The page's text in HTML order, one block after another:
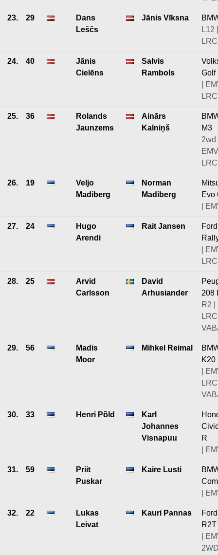
23. 29
Dans
Leščs
Jānis Vīksna
L12
24. 40
Jānis
Cielēns
Salvis
Rambols
Golf
|
25. 36
Rolands
Jaunzems
Ainārs
Kalniņš
M3
2wd
26. 19
Veljo
Madiberg
Norman
Madiberg
Evo
|
27. 24
Hugo
Arendi
Rait Jansen
|
28. 25
Arvid
Carlsson
David
Arhusiander
208
R2 |
29. 56
Madis
Moor
Mihkel Reimal
K20
|
30. 33 Henri Põld
Karl
Johannes
Visnapuu
R
|
31. 59
Priit
Puskar
Kaire Lusti
|
32. 22
Lukas
Leivat
Kauri Pannas
R2T
|